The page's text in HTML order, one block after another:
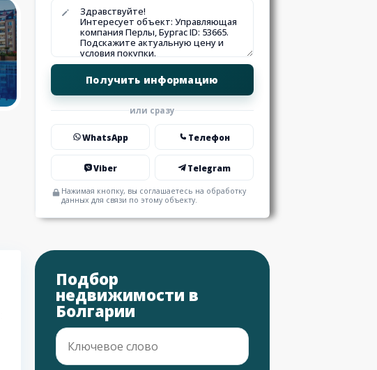
или сразу
WhatsApp Телефон
Viber Telegram
Нажимая кнопку, вы соглашаетесь на обработку
данных для связи по этому объекту.
Подбор
недвижимости в
Болгарии